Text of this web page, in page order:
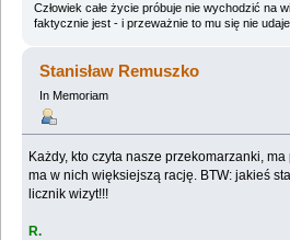
Człowiek całe życie próbuje nie wychodzić na
faktycznie jest - i przeważnie to mu się nie
Stanisław Remuszko
In Memoriam
Każdy, kto czyta nasze przekomarzanki,
ma w nich więksiejszą rację. BTW: jakieś
licznik wizyt!!!
R.